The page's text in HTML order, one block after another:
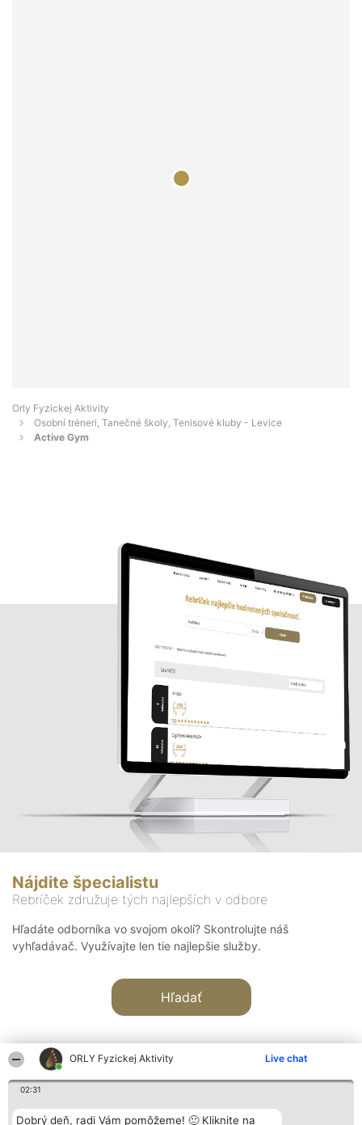
ORLY Fyzickej Aktivity Live chat
02:31
Dobrý deň, radi Vám pomôžeme! 🙂 Kliknite na
Orly Fyzickej Aktivity
Osobní tréneri, Tanečné školy, Tenisové kluby - Levice
Active Gym
Nájdite špecialistu
Rebríček združuje tých najlepších v odbore
Hľadáte odborníka vo svojom okolí? Skontrolujte náš
vyhľadávač. Využívajte len tie najlepšie služby.
Hľadať
Organizátor hodnotenia Hodnotenie Kontakt